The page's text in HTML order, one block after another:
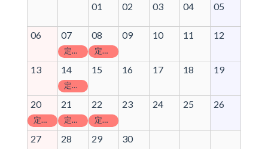
01 02 03 04 05
06 07
定休日
08
定休日
09 10 11 12
13 14
定休日
15 16 17 18 19
20
定休日
21
定休日
22
定休日
23 24 25 26
27 28 29 30